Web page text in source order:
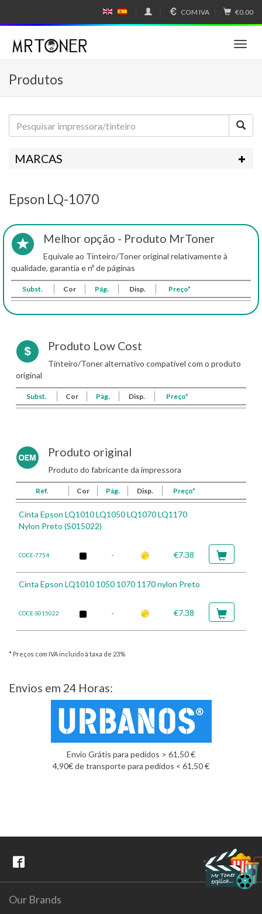
N
SP
COM IVA €0.00
T
n
a
v
g
Produtos
MARCAS
Epson LQ-1070
Melhor opção - Produto MrToner
Equivale ao Tinteiro/Toner original relativamente à
qualidade, garantia e nº de páginas
Subst. Cor Pág. Disp. Preço*
Produto Low Cost
Tinteiro/Toner alternativo compatível com o produto
original
Subst. Cor Pág. Disp. Preço*
Produto original
Produto do fabricante da impressora
Ref. Cor Pág. Disp. Preço*
Cinta Epson LQ1010 LQ1050 LQ1070 LQ1170
Nylon Preto (S015022)
COCE-7754 - €7.38
Cinta Epson LQ1010 1050 1070 1170 nylon Preto
COCE-S015022 - €7.38
* Preços com IVA incluído à taxa de 23%
Envios em 24 Horas:
Envio Grátis para pedidos > 61,50 €
4,90€ de transporte para pedidos < 61,50 €
Our Brands